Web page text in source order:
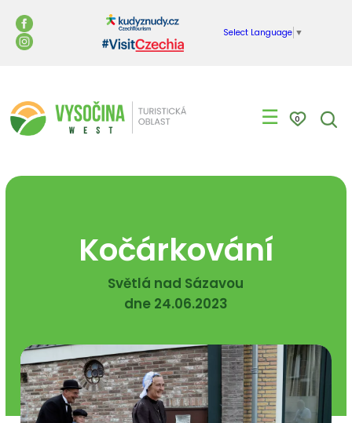
Select Language ▼
☰ 0
Kočárkování
Světlá nad Sázavou
dne 24.06.2023